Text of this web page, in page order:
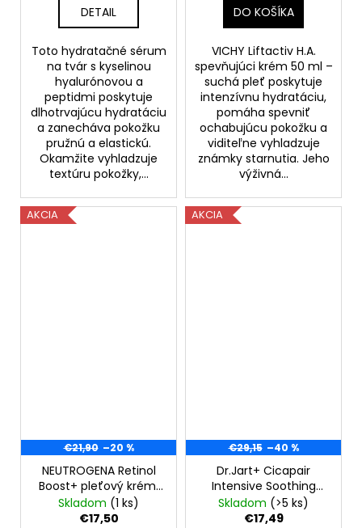
DETAIL
Toto hydratačné sérum
na tvár s kyselinou
hyalurónovou a
peptidmi poskytuje
dlhotrvajúcu hydratáciu
a zanecháva pokožku
pružnú a elastickú.
Okamžite vyhladzuje
textúru pokožky,...
DO KOŠÍKA
VICHY Liftactiv H.A.
spevňujúci krém 50 ml –
suchá pleť poskytuje
intenzívnu hydratáciu,
pomáha spevniť
ochabujúcu pokožku a
viditeľne vyhladzuje
známky starnutia. Jeho
výživná...
AKCIA
€21,90 –20 %
NEUTROGENA Retinol
Boost+ pleťový krém,
50 ml
Skladom (1 ks)
€17,50
AKCIA
€29,15 –40 %
Dr.Jart+ Cicapair
Intensive Soothing
Repair krém na
začervenanie, 50 ml,
Skladom (>5 ks)
€17,49